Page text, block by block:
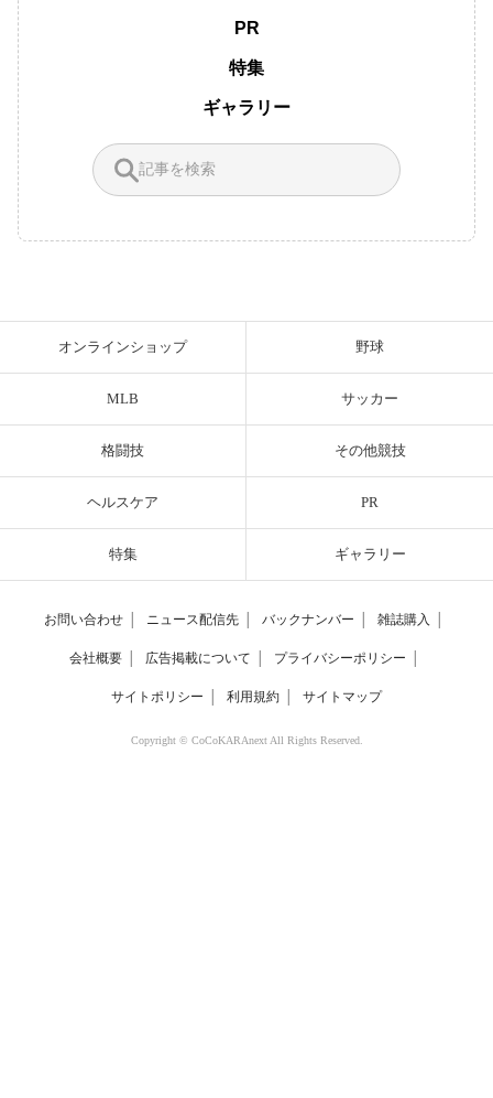
PR
特集
ギャラリー
オンラインショップ 野球
MLB サッカー
格闘技 その他競技
ヘルスケア PR
特集 ギャラリー
お問い合わせ ニュース配信先 バックナンバー 雑誌購入
会社概要 広告掲載について プライバシーポリシー
サイトポリシー 利用規約 サイトマップ
Copyright © CoCoKARAnext All Rights Reserved.